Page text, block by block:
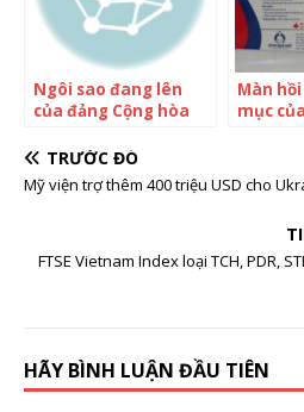
Ngôi sao đang lên
của đảng Cộng hòa
Trump
Màn
mục
phá sản
gói
tháng
TRƯỚC ĐÓ
Mỹ viện trợ thêm 400 triệu USD cho
FTSE Vietnam Index loại TCH, PDR,
HÃY BÌNH LUẬN ĐẦU TIÊN